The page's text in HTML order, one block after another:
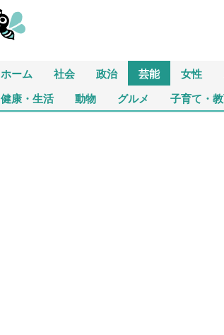
ホーム 社会 政治 芸能 女性
健康・生活 動物 グルメ 子育て・